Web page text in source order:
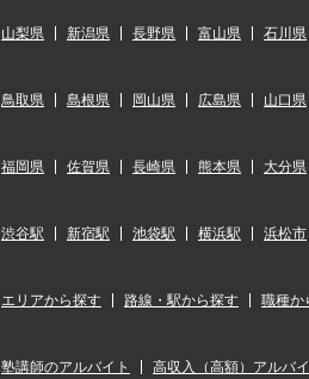
山梨県 新潟県 長野県 富山県 石川県
鳥取県 島根県 岡山県 広島県 山口県
福岡県 佐賀県 長崎県 熊本県 大分県
渋谷駅 新宿駅 池袋駅 横浜駅 浜松市
エリアから探す 路線・駅から探す 職種か
塾講師のアルバイト 高収入（高額）アルバ